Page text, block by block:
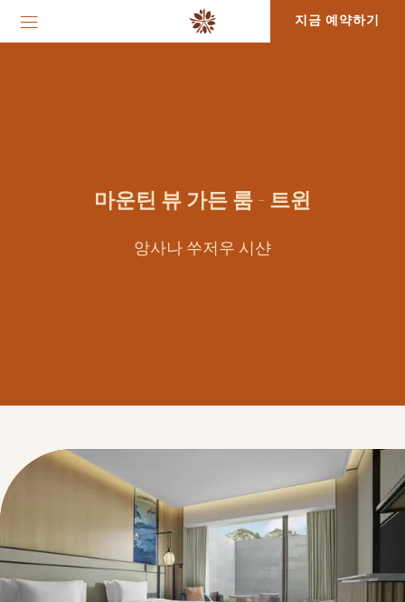
지금 예약하기
마운틴 뷰 가든 룸 - 트윈
앙사나 쑤저우 시샨